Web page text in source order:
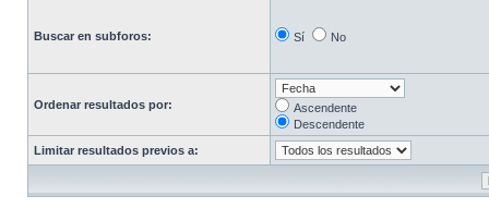
Buscar en subforos: Sí No
Ordenar resultados por:
Ascendente
Descendente
Limitar resultados previos a: